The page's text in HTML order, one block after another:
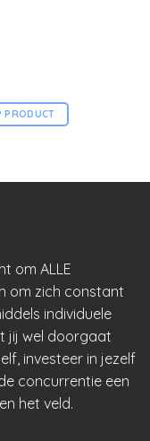
PRODUCT
om ALLE
om zich constant
individuele
jij wel doorgaat
investeer in jezelf
concurrentie een
het veld.